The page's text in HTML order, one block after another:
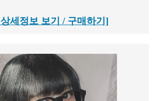
세정보 보기 / 구매하기]